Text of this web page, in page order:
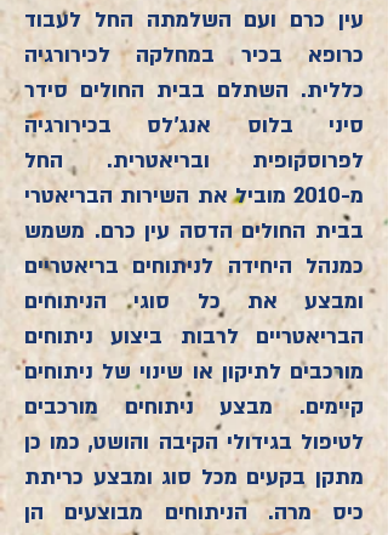
עין כרם ועם השלמתה החל לעבוד
כרופא בכיר במחלקה לכירורגיה
כללית. השתלם בבית החולים סידר
סיני בלוס אנג'לס בכירורגיה
לפרוסקופית ובריאטרית. החל
מ-2010 מוביל את השירות הבריאטרי
בבית החולים הדסה עין כרם. משמש
כמנהל היחידה לניתוחים בריאטריים
ומבצע את כל סוגי הניתוחים
הבריאטריים לרבות ביצוע ניתוחים
מורכבים לתיקון או שינוי של ניתוחים
קיימים. מבצע ניתוחים מורכבים
לטיפול בגידולי הקיבה והושט, כמו כן
מתקן בקעים מכל סוג ומבצע כריתת
כיס מרה. הניתוחים מבוצעים הן